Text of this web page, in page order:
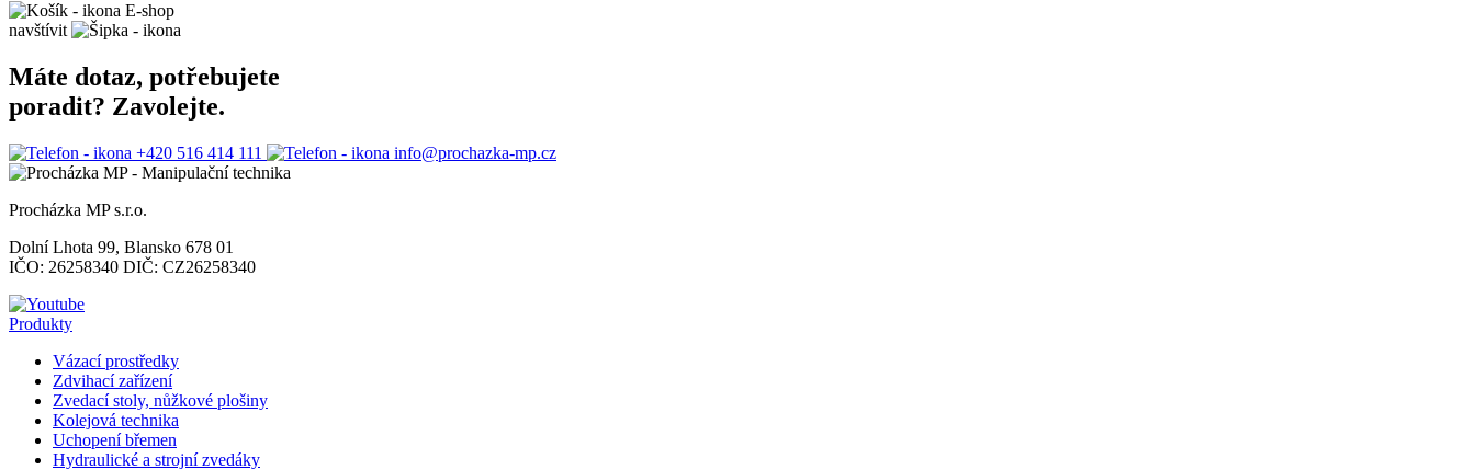
E-shop
navštívit
Máte dotaz, potřebujete
poradit? Zavolejte.
+420 516 414 111 info@prochazka-mp.cz
Procházka MP s.r.o.
Dolní Lhota 99, Blansko 678 01
IČO: 26258340 DIČ: CZ26258340
Produkty
Vázací prostředky
Zdvihací zařízení
Zvedací stoly, nůžkové plošiny
Kolejová technika
Uchopení břemen
Hydraulické a strojní zvedáky